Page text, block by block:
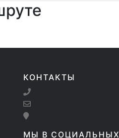
КОНТАКТЫ
МЫ В СОЦИАЛЬНЫХ